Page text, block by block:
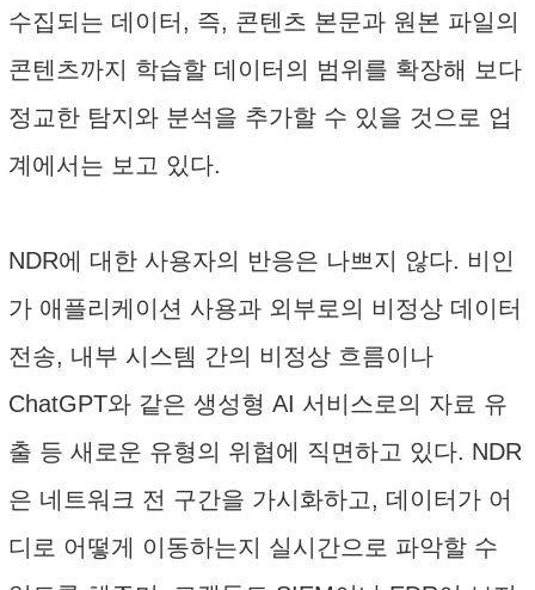
수집되는 데이터, 즉, 콘텐츠 본문과 원본 파일의
콘텐츠까지 학습할 데이터의 범위를 확장해 보다
정교한 탐지와 분석을 추가할 수 있을 것으로 업
계에서는 보고 있다.
NDR에 대한 사용자의 반응은 나쁘지 않다. 비인
가 애플리케이션 사용과 외부로의 비정상 데이터
전송, 내부 시스템 간의 비정상 흐름이나
ChatGPT와 같은 생성형 AI 서비스로의 자료 유
출 등 새로운 유형의 위협에 직면하고 있다. NDR
은 네트워크 전 구간을 가시화하고, 데이터가 어
디로 어떻게 이동하는지 실시간으로 파악할 수